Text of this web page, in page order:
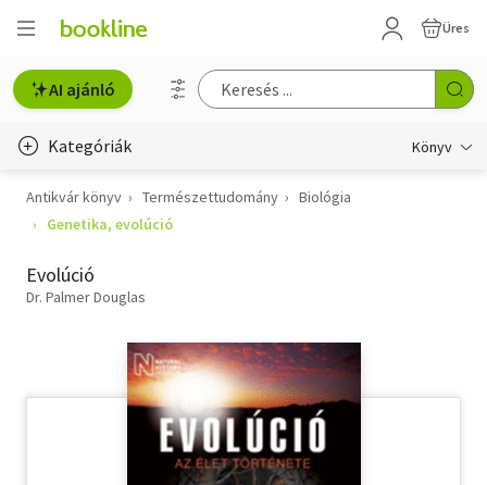
Üres
AI ajánló
Kategóriák Könyv
Életmód, egészség
Gyermek- és ifjúsági
Hobbi, szabadidő
Antikvár könyv Természettudomány
Biológia
Genetika, evolúció
Evolúció
Dr. Palmer Douglas